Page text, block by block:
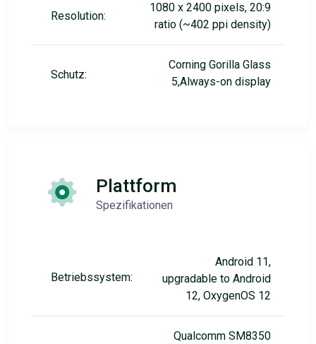
Resolution:
1080 x 2400 pixels, 20:9
ratio (~402 ppi density)
Schutz:
Corning Gorilla Glass
5,Always-on display
Plattform
Spezifikationen
Betriebssystem:
Android 11,
upgradable to Android
12, OxygenOS 12
Qualcomm SM8350